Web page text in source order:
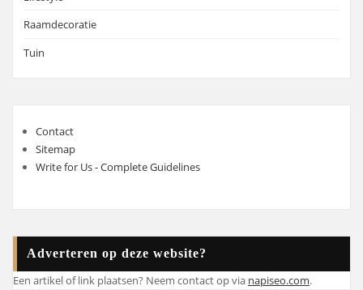
Raamdecoratie
Tuin
Contact
Sitemap
Write for Us - Complete Guidelines
Adverteren op deze website?
Een artikel of link plaatsen? Neem contact op via napiseo.com.